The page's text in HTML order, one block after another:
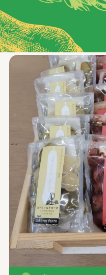
特集記事